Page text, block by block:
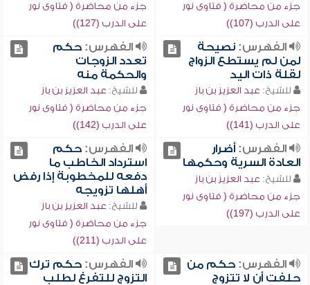
جزء من محاضرة ( فتاوى نور
على الدرب (107))
جزء من محاضرة ( فتاوى نور
على الدرب (127))
الفهرس:نصيحة
لمن لم يستطع الزواج
لقلة ذات اليد
للشيخ: عبد العزيز بن باز
جزء من محاضرة ( فتاوى نور
على الدرب (141))
الفهرس:حكم
تعدد الزوجات
والحكمة منه
للشيخ: عبد العزيز بن باز
جزء من محاضرة ( فتاوى نور
على الدرب (142))
الفهرس:أضرار
العادة السرية وحكمها
للشيخ: عبد العزيز بن باز
جزء من محاضرة ( فتاوى نور
على الدرب (197))
الفهرس:حكم
استرداد الخاطب ما
دفعه للمخطوبة إذا رفض
أهلها تزويجه
للشيخ: عبد العزيز بن باز
جزء من محاضرة ( فتاوى نور
على الدرب (211))
الفهرس:حكم من
حلفت أن لا تتزوج
الفهرس:حكم ترك
التزوج للتفرغ لطلب